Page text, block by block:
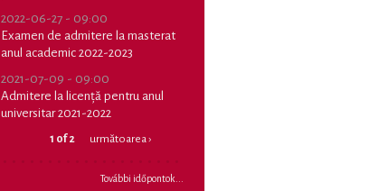
2022-06-27 - 09:00
Examen de admitere la masterat
anul academic 2022-2023
2021-07-09 - 09:00
Admitere la licență pentru anul
universitar 2021-2022
1 of 2 următoarea ›
További időpontok...